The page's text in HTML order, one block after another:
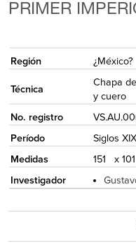
PRIMER
Región ¿México?
Técnica
Chapa
y cuero
No. registro
Período
Siglos
Medidas
151 x
Investigador